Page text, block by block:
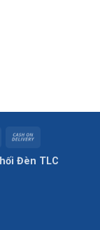
MasterCard
Delivery
Đèn TLC